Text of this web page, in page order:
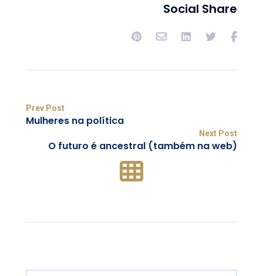
Social Share
Prev Post
Mulheres na política
Next Post
O futuro é ancestral (também na web)